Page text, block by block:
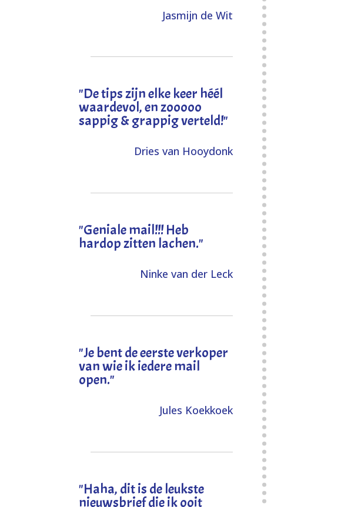
Jasmijn de Wit
"De tips zijn elke keer héél
waardevol, en zooooo
sappig & grappig verteld!"
Dries van Hooydonk
"Geniale mail!!! Heb
hardop zitten lachen."
Ninke van der Leck
"Je bent de eerste verkoper
van wie ik iedere mail
open."
Jules Koekkoek
"Haha, dit is de leukste
nieuwsbrief die ik ooit